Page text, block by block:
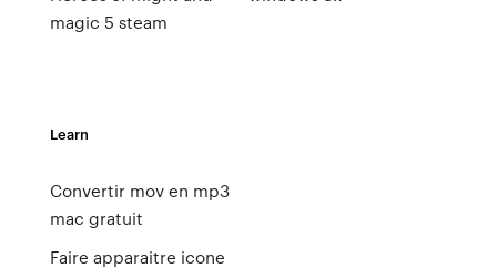
magic 5 steam
Learn
Convertir mov en mp3
mac gratuit
Faire apparaitre icone